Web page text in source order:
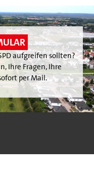
aufgreifen sollten?
Ihre Fragen, Ihre
per Mail.